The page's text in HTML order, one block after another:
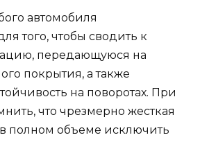
автомобиля
того, чтобы сводить к
передающуюся на
покрытия, а также
на поворотах. При
что чрезмерно жесткая
полном объеме исключить